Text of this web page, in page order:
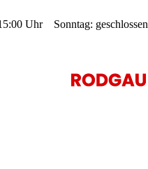
Uhr Sonntag: geschlossen